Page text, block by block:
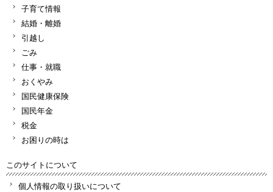
子育て情報
結婚・離婚
引越し
ごみ
仕事・就職
おくやみ
国民健康保険
国民年金
税金
お困りの時は
このサイトについて
個人情報の取り扱いについて